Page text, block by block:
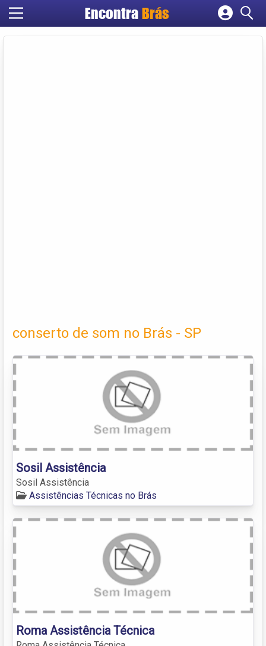
Encontra Brás
Cadastrar empresa
conserto de som no Brás - SP
Sosil Assistência
Sosil Assistência
Assistências Técnicas no Brás
Roma Assistência Técnica